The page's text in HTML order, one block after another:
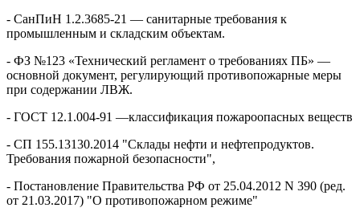
- СанПиН 1.2.3685-21 — санитарные требования к
промышленным и складским объектам.
- ФЗ №123 «Технический регламент о требованиях ПБ» —
основной документ, регулирующий противопожарные меры
при содержании ЛВЖ.
- ГОСТ 12.1.004-91 —классификация пожароопасных веществ
- СП 155.13130.2014 "Склады нефти и нефтепродуктов.
Требования пожарной безопасности",
- Постановление Правительства РФ от 25.04.2012 N 390 (ред.
от 21.03.2017) "О противопожарном режиме"